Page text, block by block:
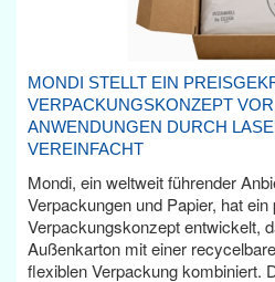
MONDI STELLT EIN
VERPACKUNGSKONZEPT
ANWENDUNGEN DURCH
VEREINFACHT
Mondi, ein weltweit führender
Verpackungen und Papier, hat
Verpackungskonzept entwickelt,
Außenkarton mit einer
flexiblen Verpackung kombiniert.